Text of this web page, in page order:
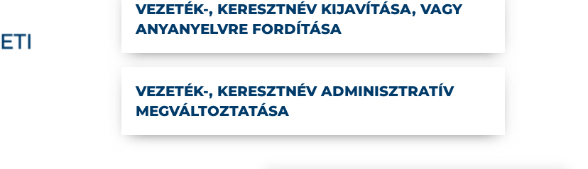
VEZETÉK-, KERESZTNÉV KIJAVÍTÁSA, VAGY
ANYANYELVRE FORDÍTÁSA
VEZETÉK-, KERESZTNÉV ADMINISZTRATÍV
MEGVÁLTOZTATÁSA